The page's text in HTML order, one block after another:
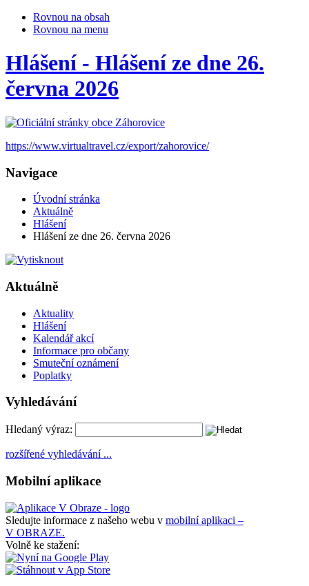
Rovnou na obsah
Rovnou na menu
Hlášení - Hlášení ze dne 26.
června 2026
https://www.virtualtravel.cz/export/zahorovice/
Navigace
Úvodní stránka
Aktuálně
Hlášení
Hlášení ze dne 26. června 2026
Aktuálně
Aktuality
Hlášení
Kalendář akcí
Informace pro občany
Smuteční oznámení
Poplatky
Vyhledávání
Hledaný výraz:
rozšířené vyhledávání ...
Mobilní aplikace
Sledujte informace z našeho webu v mobilní aplikaci –
V OBRAZE.
Volně ke stažení: